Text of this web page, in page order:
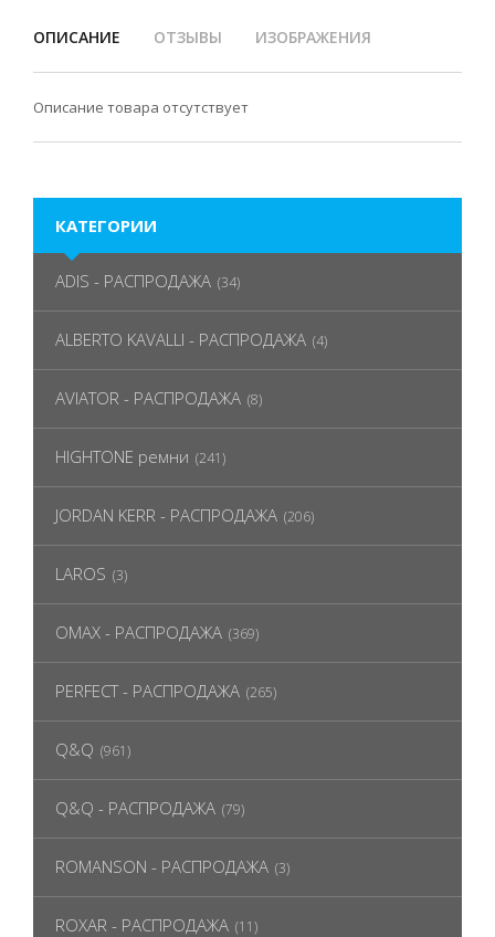
ОПИСАНИЕ ОТЗЫВЫ ИЗОБРАЖЕНИЯ
Описание товара отсутствует
КАТЕГОРИИ
ADIS - РАСПРОДАЖА (34)
ALBERTO KAVALLI - РАСПРОДАЖА (4)
AVIATOR - РАСПРОДАЖА (8)
HIGHTONE ремни (241)
JORDAN KERR - РАСПРОДАЖА (206)
LAROS (3)
OMAX - РАСПРОДАЖА (369)
PERFECT - РАСПРОДАЖА (265)
Q&Q (961)
Q&Q - РАСПРОДАЖА (79)
ROMANSON - РАСПРОДАЖА (3)
ROXAR - РАСПРОДАЖА (11)